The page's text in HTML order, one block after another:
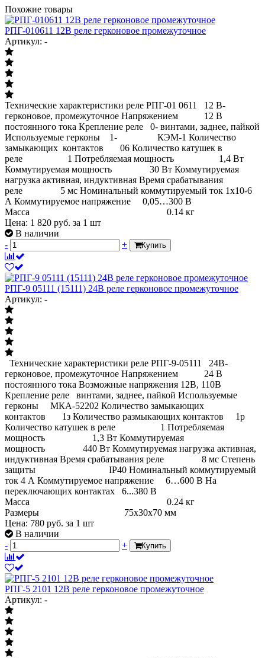
Похожие товары
РПГ-010611 12В реле герконовое промежуточное
Артикул: -
Технические характеристики реле РПГ-01 0611 12 В-
герконовое, промежуточное Напряжением 12 В
постоянного тока Крепление реле 0- винтами, заднее, пайкой
Используемые герконы 1- КЭМ-1 Количество
замыкающих контактов 06 Количество катушек в
реле 1 Потребляемая мощность 1,4 Вт
Коммутируемая мощность 30 Вт Коммутируемая
нагрузка активная, индуктивная Время срабатывания
реле 5 мс Номинальный коммутируемый ток 1х10-6
А Коммутируемое напряжение 0,05…300 В
Масса 0.14 кг
Цена: 1 820 руб. за 1 шт
В наличии
-
+ Купить
РПГ-9 05111 (15111) 24В реле герконовое промежуточное
Артикул: -
Технические характеристики реле РПГ-9-05111 24В-
герконовое, промежуточное Напряжением 24 В
постоянного тока Возможные напряжения 12В, 110В
Крепление реле винтами, заднее, пайкой Используемые
герконы МКА-52202 Количество замыкающих
контактов 1з Количество размыкающих контактов 1р
Количество катушек в реле 1 Потребляемая
мощность 1,3 Вт Коммутируемая
мощность 440 Вт Коммутируемая нагрузка активная,
индуктивная Время срабатывания реле 8 мс Степень
защиты IP40 Номинальный коммутируемый
ток 4 А Коммутируемое напряжение 6…600 В На
переключающих контактах 6...380 В
Масса 0.24 кг
Размеры 75х30х70 мм
Цена: 780 руб. за 1 шт
В наличии
-
+ Купить
РПГ-5 2101 12В реле герконовое промежуточное
Артикул: -